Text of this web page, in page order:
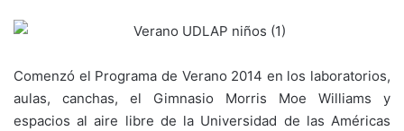
Comenzó el Programa de Verano 2014 en los laboratorios,
aulas, canchas, el Gimnasio Morris Moe Williams y
espacios al aire libre de la Universidad de las Américas